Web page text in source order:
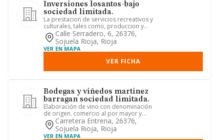
Inversiones losantos-bajo
sociedad limitada.
La prestacion de servicios recreativos y
culturales, tales como, produccion y
servicios relacionado...
Calle Serradero, 6, 26376,
Sojuela Rioja, Rioja
VER EN MAPA
VER FICHA
Bodegas y viñedos martinez
barragan sociedad limitada.
Elaboración de vino con denominación
de origen. comercio al por mayor y
menor de todo tipo de produ...
Carretera Entrena, 26376,
Sojuela Rioja, Rioja
VER EN MAPA